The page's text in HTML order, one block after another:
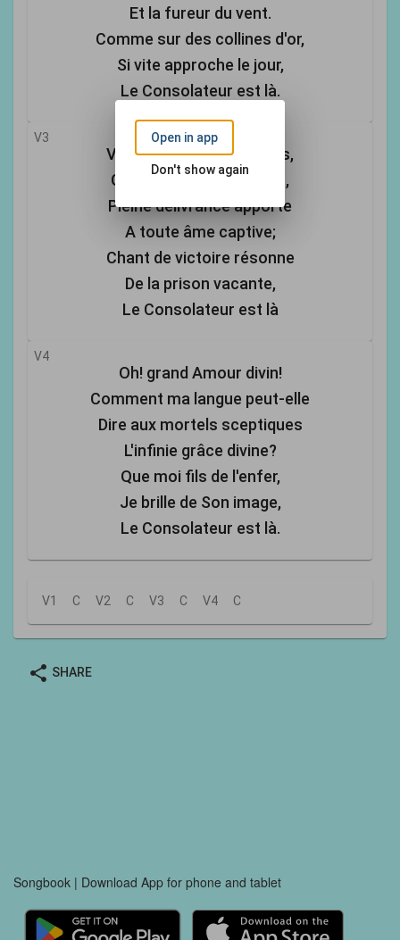
Et la fureur du vent.
Comme sur des collines d'or,
Si vite approche le jour,
Le Consolateur est là.
V3
Vois le grand Roi des rois,
Guérison sous Ses ailes,
Pleine délivrance apporte
A toute âme captive;
Chant de victoire résonne
De la prison vacante,
Le Consolateur est là
V4
Oh! grand Amour divin!
Comment ma langue peut-elle
Dire aux mortels sceptiques
L'infinie grâce divine?
Que moi fils de l'enfer,
Je brille de Son image,
Le Consolateur est là.
V1 C V2 C V3 C V4 C
share SHARE
Songbook | Download App for phone and tablet
Open in app
Don't show again